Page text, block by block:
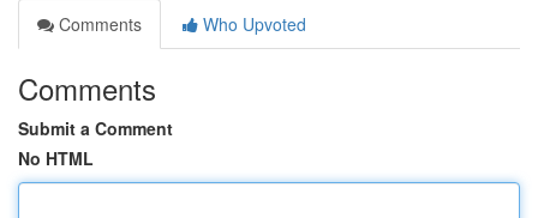
Comments
Who Upvoted
Comments
Submit a Comment
No HTML